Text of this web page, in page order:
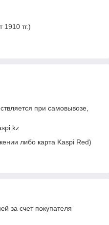
1910 тг.)
при самовывозе,
либо карта Kaspi Red)
за счет покупателя